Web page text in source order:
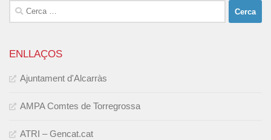
Cerca:
ENLLAÇOS
Ajuntament d'Alcarràs
AMPA Comtes de Torregrossa
ATRI – Gencat.cat